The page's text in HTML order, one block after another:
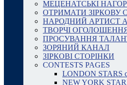
МЕЦЕНАТСЬКІ
ОТРИМАТИ ЗІРКОВУ
НАРОДНИЙ АРТИСТ
ТВОРЧІ
ПРОСУВАННЯ
ЗОРЯНИЙ КАНАЛ
ЗІРКОВІ СТОРІНКИ
CONTESTS PAGES
LONDON STARS
NEW YORK